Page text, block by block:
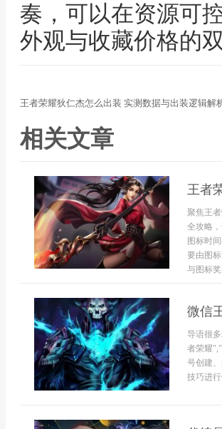
奏，可以在资源可
外观与收藏价格的
王者荣耀狄仁杰怎么出装 实测数据与出装逻辑解
相关文章
王者
聚焦王
全攻略
图标时
要由图
与图标
微信
导语很多
者荣耀
号创建
技巧进